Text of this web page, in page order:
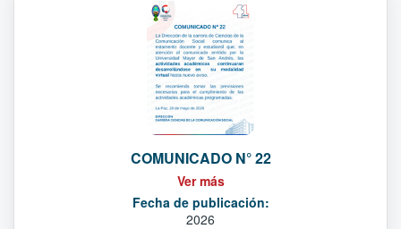
COMUNICADO N° 22
Ver más
Fecha de publicación:
2026